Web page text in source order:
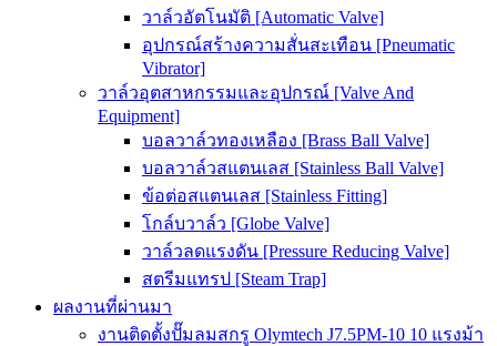
วาล์วอัตโนมัติ [Automatic Valve]
อุปกรณ์สร้างความสั่นสะเทือน [Pneumatic
Vibrator]
วาล์วอุตสาหกรรมและอุปกรณ์ [Valve And
Equipment]
บอลวาล์วทองเหลือง [Brass Ball Valve]
บอลวาล์วสแตนเลส [Stainless Ball Valve]
ข้อต่อสแตนเลส [Stainless Fitting]
โกล์บวาล์ว [Globe Valve]
วาล์วลดแรงดัน [Pressure Reducing Valve]
สตรีมแทรป [Steam Trap]
ผลงานที่ผ่านมา
งานติดตั้งปั๊มลมสกรู Olymtech J7.5PM-10 10 แรงม้า